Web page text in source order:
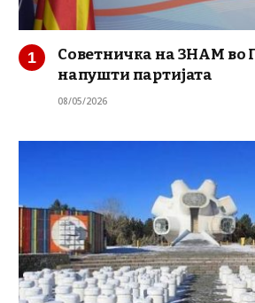
Советничка на ЗНАМ во
напушти партијата
08/05/2026